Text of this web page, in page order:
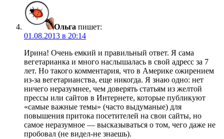
Ольга пишет:
01.08.2013 в 20:14
Ирина! Очень емкий и правильный ответ. Я сама
вегетарианка и много наслышалась в свой адресс за 7
лет. Но такого комментария, что в Америке ожирением
из-за вегетарианства, еще никогда. Я знаю одно: нет
ничего неразумнее, чем доверять статьям из желтой
прессы или сайтов в Интернете, которые публикуют
«самые важные темы» (часто выдуманые) для
повышения притока посетителей на свои сайты, но
самое неразумное — высказываться о том, чего даже не
пробовал (не видел-не знаешь).